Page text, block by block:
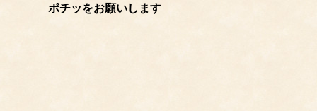
ポチッをお願いします